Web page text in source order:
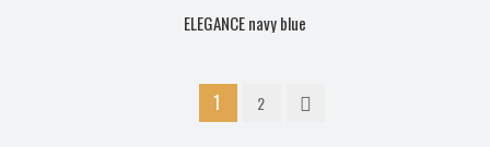
ELEGANCE navy blue
1 2